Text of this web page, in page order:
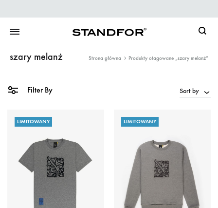
szary melanż Strona główna Produkty otagowane „szary melanż”
Filter By Sort by
LIMITOWANY LIMITOWANY